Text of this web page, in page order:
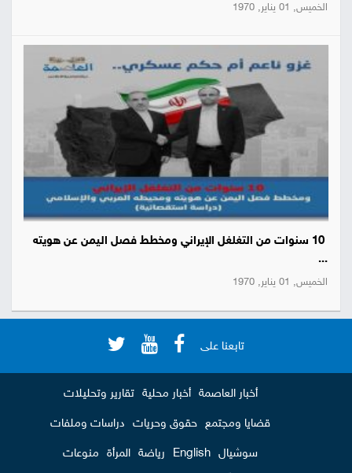
الخميس, 01 يناير, 1970
10 سنوات من التغلغل الإيراني ومخطط فصل اليمن عن هويته
...
الخميس, 01 يناير, 1970
تابعنا على
أخبار العاصمة أخبار محلية تقارير وتحليلات
قضايا ومجتمع حقوق وحريات دراسات وملفات
سوشيال English رياضة المرأة منوعات